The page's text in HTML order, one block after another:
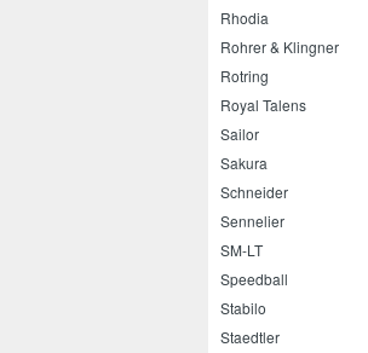
Rhodia
Rohrer & Klingner
Rotring
Royal Talens
Sailor
Sakura
Schneider
Sennelier
SM-LT
Speedball
Stabilo
Staedtler